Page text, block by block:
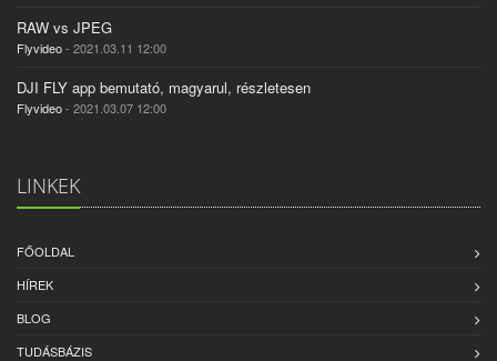
RAW vs JPEG
Flyvideo- 2021.03.11 12:00
DJI FLY app bemutató, magyarul, részletesen
Flyvideo- 2021.03.07 12:00
LINKEK
FŐOLDAL
HÍREK
BLOG
TUDÁSBÁZIS